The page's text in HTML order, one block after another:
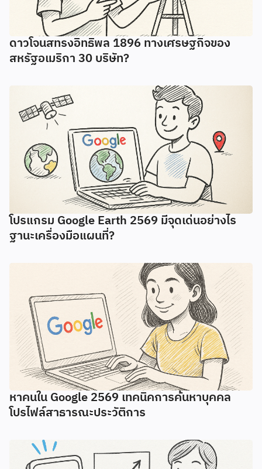
ดาวโจนสทรงอิทธิพล 1896 ทางเศรษฐกิจของ
สหรัฐอเมริกา 30 บริษัท?
โปรแกรม Google Earth 2569 มีจุดเด่นอย่างไร
ฐานะเครื่องมือแผนที่?
หาคนใน Google 2569 เทคนิคการค้นหาบุคคล
โปรไฟล์สาธารณะประวัติการ